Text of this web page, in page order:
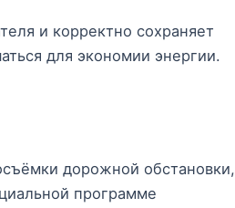
и корректно сохраняет
для экономии энергии.
дорожной обстановки,
программе